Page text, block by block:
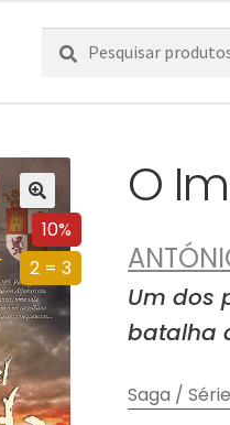
Pesquisar
por:
Pesquisa
10%
2 = 3
O
Um dos
batalha
Saga /